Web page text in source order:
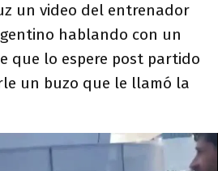
un video del entrenador
hablando con un
que lo espere post partido
un buzo que le llamó la